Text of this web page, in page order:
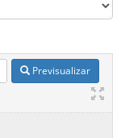
Previsualizar